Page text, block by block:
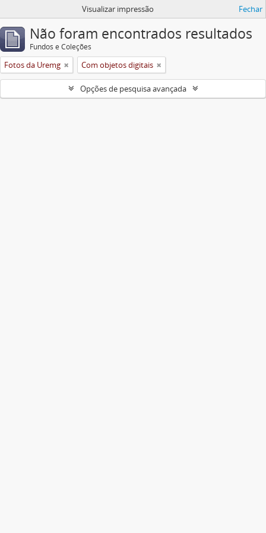
Visualizar impressão Fechar
Não foram encontrados resultados
Fundos e Coleções
Fotos da Uremg Com objetos digitais
Opções de pesquisa avançada